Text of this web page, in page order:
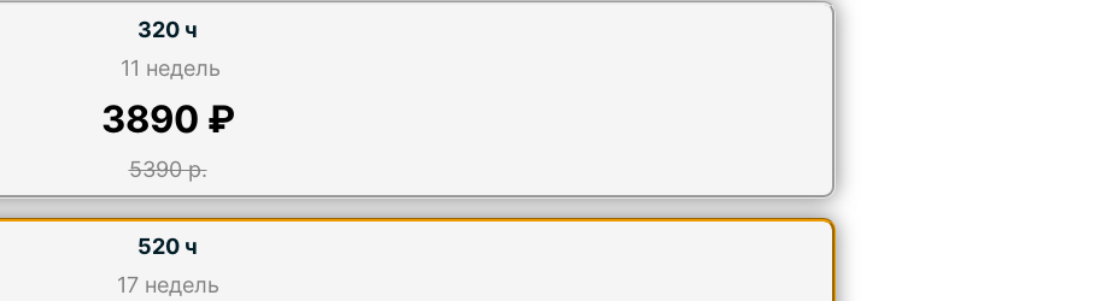
320 ч
11 недель
3890 ₽
5390 р.
520 ч
17недель